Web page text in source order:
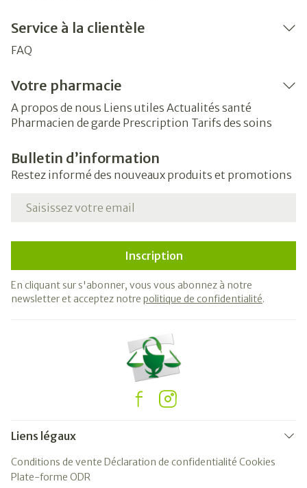
Service à la clientèle
FAQ
Votre pharmacie
A propos de nous Liens utiles Actualités santé
Pharmacien de garde Prescription Tarifs des soins
Bulletin d’information
Restez informé des nouveaux produits et promotions
Adresse mail
Inscription
En cliquant sur s'abonner, vous vous abonnez à notre
newsletter et acceptez notre politique de confidentialité.
Liens légaux
Conditions de vente Déclaration de confidentialité Cookies
Plate-forme ODR